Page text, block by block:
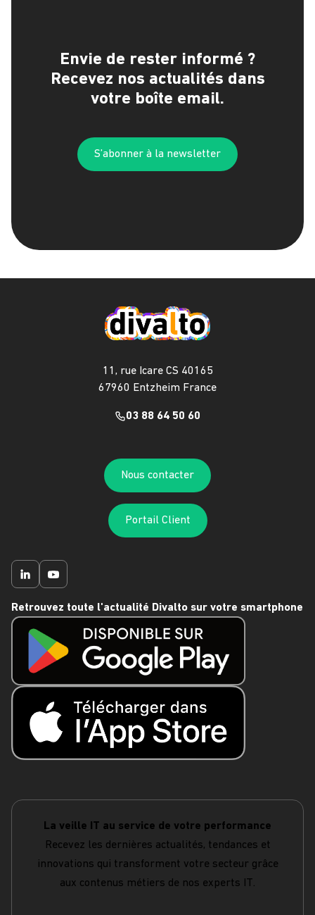
Envie de rester informé ?
Recevez nos actualités dans
votre boîte email.
S’abonner à la newsletter
11, rue Icare CS 40165
67960 Entzheim France
03 88 64 50 60
Nous contacter
Portail Client
Retrouvez toute l'actualité Divalto sur votre smartphone
La veille IT au service de votre performance
Recevez les dernières actualités, tendances et
innovations qui transforment votre secteur grâce
aux contenus métiers de nos experts IT.